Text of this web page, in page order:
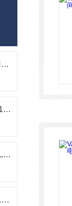
GEMÜ变截面流量计有哪些使用注意事项
比利时Johnson Pump FRE 50-125 CI 叶轮动平衡去重孔差异性技术解析
超声波波长与空化分布规律及ELMA超声波清洗机的优化设计
德国Spetec Precision-SY 10-0102内置注射器泵：微体积计量精密解决方案